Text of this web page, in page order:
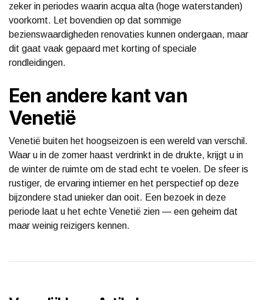
zeker in periodes waarin acqua alta (hoge waterstanden)
voorkomt. Let bovendien op dat sommige
bezienswaardigheden renovaties kunnen ondergaan, maar
dit gaat vaak gepaard met korting of speciale
rondleidingen.
Een andere kant van
Venetië
Venetië buiten het hoogseizoen is een wereld van verschil.
Waar u in de zomer haast verdrinkt in de drukte, krijgt u in
de winter de ruimte om de stad echt te voelen. De sfeer is
rustiger, de ervaring intiemer en het perspectief op deze
bijzondere stad unieker dan ooit. Een bezoek in deze
periode laat u het echte Venetië zien — een geheim dat
maar weinig reizigers kennen.